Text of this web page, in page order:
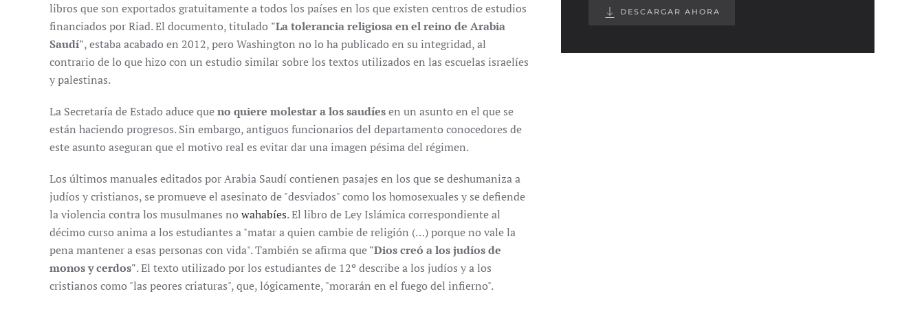
libros que son exportados gratuitamente a todos los países en los que existen centros de estudios
financiados por Riad. El documento, titulado "La tolerancia religiosa en el reino de Arabia
Saudí", estaba acabado en 2012, pero Washington no lo ha publicado en su integridad, al
contrario de lo que hizo con un estudio similar sobre los textos utilizados en las escuelas israelíes
y palestinas.
La Secretaría de Estado aduce queno quiere molestar a los saudíesen un asunto en el que se
están haciendo progresos. Sin embargo, antiguos funcionarios del departamento conocedores de
este asunto aseguran que el motivo real es evitar dar una imagen pésima del régimen.
Los últimos manuales editados por Arabia Saudí contienen pasajes en los que se deshumaniza a
judíos y cristianos, se promueve el asesinato de "desviados" como los homosexuales y se defiende
la violencia contra los musulmanes no wahabíes. El libro de Ley Islámica correspondiente al
décimo curso anima a los estudiantes a "matar a quien cambie de religión (…) porque no vale la
pena mantener a esas personas con vida". También se afirma que"Dios creó a los judíos de
monos y cerdos". El texto utilizado por los estudiantes de 12º describe a los judíos y a los
cristianos como "las peores criaturas", que, lógicamente, "morarán en el fuego del infierno".
DESCARGAR AHORA